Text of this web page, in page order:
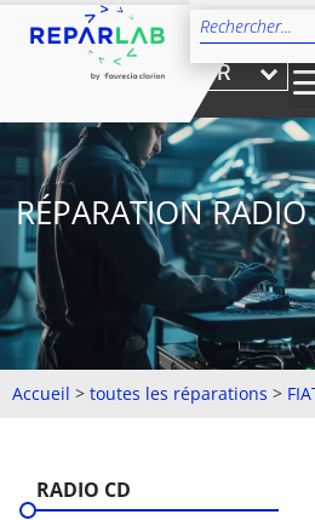
FR
RÉPARATION
Accueil > toutes les réparations >
RADIO CD